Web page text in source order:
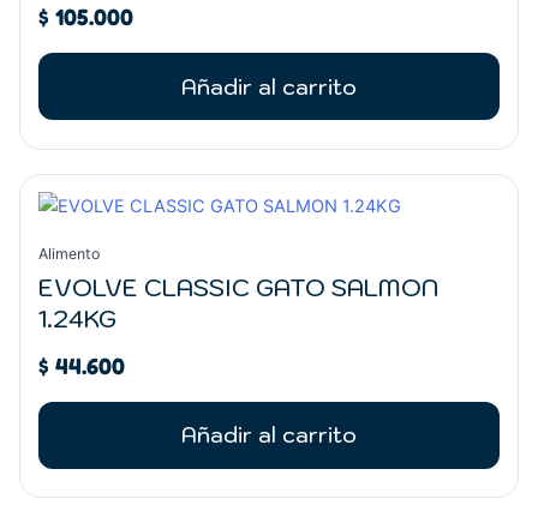
$ 105.000
Añadir al carrito
Alimento
EVOLVE CLASSIC GATO SALMON
1.24KG
$ 44.600
Añadir al carrito